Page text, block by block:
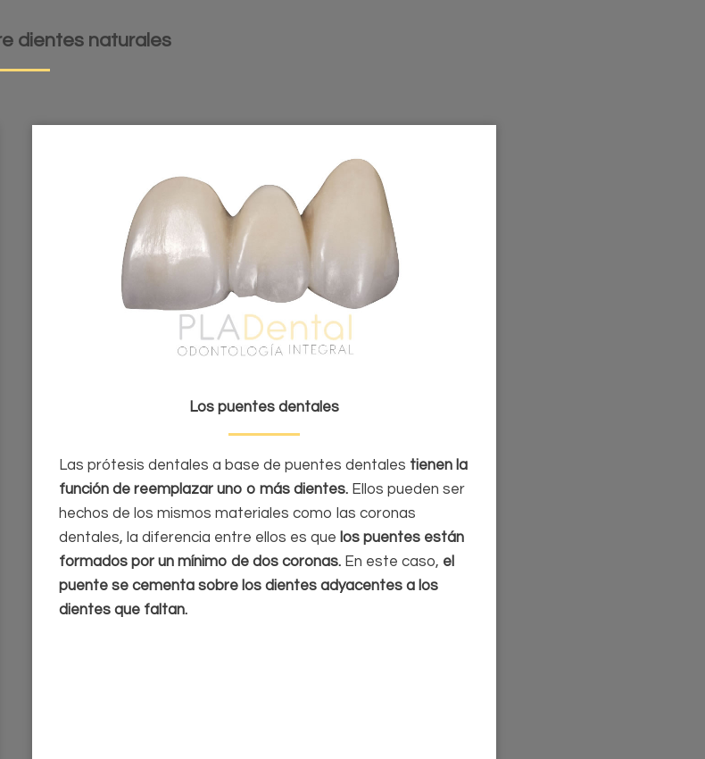
dientes naturales
Los puentes dentales
Las prótesis dentales a base de puentes dentales tienen la
función de reemplazar uno o más dientes. Ellos pueden ser
hechos de los mismos materiales como las coronas
dentales, la diferencia entre ellos es que los puentes están
formados por un mínimo de dos coronas. En este caso, el
puente se cementa sobre los dientes adyacentes a los
dientes que faltan.